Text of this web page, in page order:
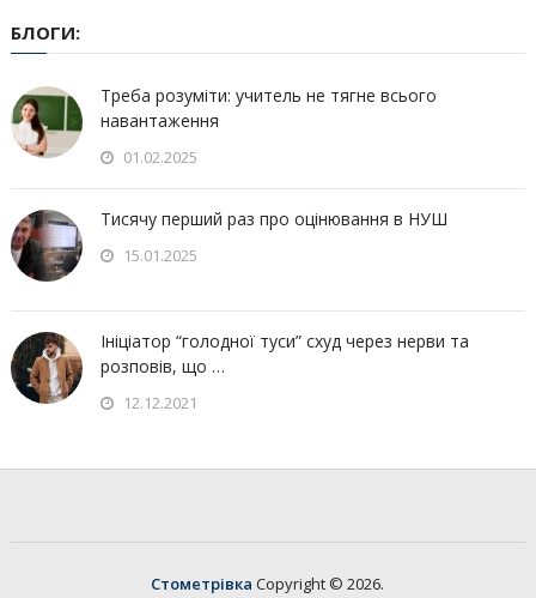
БЛОГИ:
Треба розуміти: учитель не тягне всього
навантаження
01.02.2025
Тисячу перший раз про оцінювання в НУШ
15.01.2025
Ініціатор “голодної туси” схуд через нерви та
розповів, що …
12.12.2021
Стометрівка Copyright © 2026.